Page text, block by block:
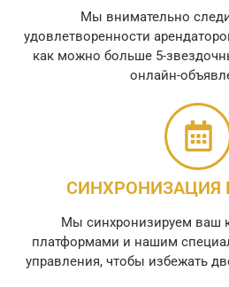
Мы внимательно
удовлетворенности
как можно больше 5-
онлайн-
СИНХРОНИЗАЦИЯ
Мы синхронизируем ваш
платформами и нашим
управления, чтобы избежать